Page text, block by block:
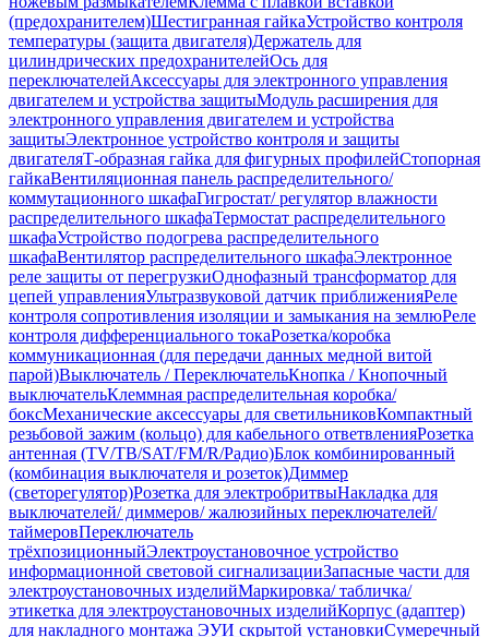
(предохранителем)Шестигранная гайкаУстройство контроля
температуры (защита двигателя)Держатель для
цилиндрических предохранителейОсь для
переключателейАксессуары для электронного управления
двигателем и устройства защитыМодуль расширения для
электронного управления двигателем и устройства
защитыЭлектронное устройство контроля и защиты
двигателяТ-образная гайка для фигурных профилейСтопорная
гайкаВентиляционная панель распределительного/
коммутационного шкафаГигростат/ регулятор влажности
распределительного шкафаТермостат распределительного
шкафаУстройство подогрева распределительного
шкафаВентилятор распределительного шкафаЭлектронное
реле защиты от перегрузкиОднофазный трансформатор для
цепей управленияУльтразвуковой датчик приближенияРеле
контроля сопротивления изоляции и замыкания на землюРеле
контроля дифференциального токаРозетка/коробка
коммуникационная (для передачи данных медной витой
парой)Выключатель / ПереключательКнопка / Кнопочный
выключательКлеммная распределительная коробка/
боксМеханические аксессуары для светильниковКомпактный
резьбовой зажим (кольцо) для кабельного ответвленияРозетка
антенная (TV/ТВ/SAT/FM/R/Радио)Блок комбинированный
(комбинация выключателя и розеток)Диммер
(светорегулятор)Розетка для электробритвыНакладка для
выключателей/ диммеров/ жалюзийных переключателей/
таймеровПереключатель
трёхпозиционныйЭлектроустановочное устройство
информационной световой сигнализацииЗапасные части для
электроустановочных изделийМаркировка/ табличка/
этикетка для электроустановочных изделийКорпус (адаптер)
для накладного монтажа ЭУИ скрытой установкиСумеречный